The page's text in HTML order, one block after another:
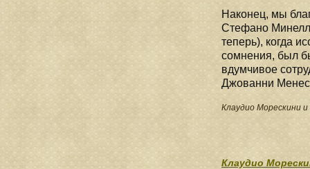
Наконец, мы
Стефано
теперь), когда
сомнения, был
вдумчивое
Джованни
Клаудио Морескини
Клаудио